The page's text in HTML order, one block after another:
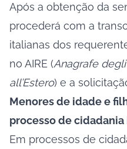
Após a obtenção da
procederá com a
italianas dos
no AIRE (Anagrafe
all’Estero) e a
Menores de idade e
processo de
Em processos de